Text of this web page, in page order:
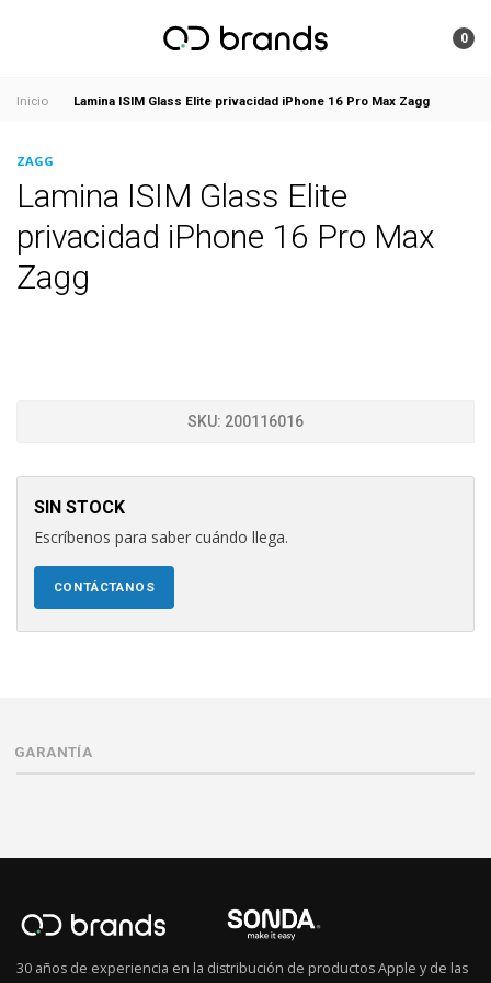
0
Inicio Lamina ISIM Glass Elite privacidad iPhone 16 Pro Max Zagg
ZAGG
Lamina ISIM Glass Elite
privacidad iPhone 16 Pro Max
Zagg
SKU: 200116016
SIN STOCK
Escríbenos para saber cuándo llega.
CONTÁCTANOS
GARANTÍA
30 años de experiencia en la distribución de productos Apple y de las